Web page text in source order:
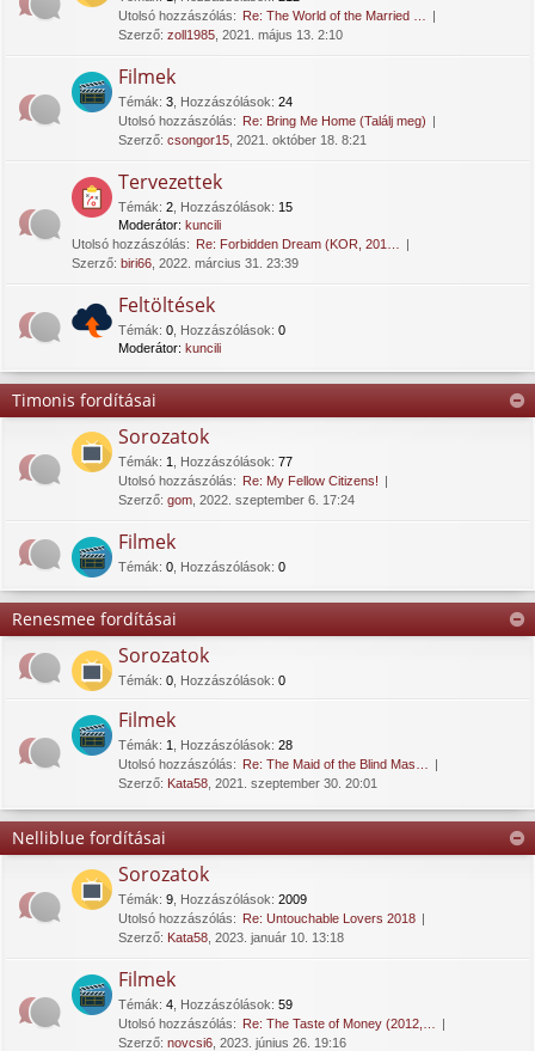
Utolsó hozzászólás: Re: The World of the Married …
Szerző: zoll1985 , 2021. május 13. 2:10
Filmek
Témák: 3 Hozzászólások: 24
Utolsó hozzászólás: Re: Bring Me Home (Találj meg)
Szerző: csongor15 , 2021. október 18. 8:21
Tervezettek
Témák: 2 Hozzászólások: 15
Moderátor: kuncili
Utolsó hozzászólás: Re: Forbidden Dream (KOR, 201…
Szerző: biri66 , 2022. március 31. 23:39
Feltöltések
Témák: 0 Hozzászólások: 0
Moderátor: kuncili
Timonis fordításai
Sorozatok
Témák: 1 Hozzászólások: 77
Utolsó hozzászólás: Re: My Fellow Citizens!
Szerző: gom , 2022. szeptember 6. 17:24
Filmek
Témák: 0 Hozzászólások: 0
Renesmee fordításai
Sorozatok
Témák: 0 Hozzászólások: 0
Filmek
Témák: 1 Hozzászólások: 28
Utolsó hozzászólás: Re: The Maid of the Blind Mas…
Szerző: Kata58 , 2021. szeptember 30. 20:01
Nelliblue fordításai
Sorozatok
Témák: 9 Hozzászólások: 2009
Utolsó hozzászólás: Re: Untouchable Lovers 2018
Szerző: Kata58 , 2023. január 10. 13:18
Filmek
Témák: 4 Hozzászólások: 59
Utolsó hozzászólás: Re: The Taste of Money (2012,…
Szerző: novcsi6 , 2023. június 26. 19:16